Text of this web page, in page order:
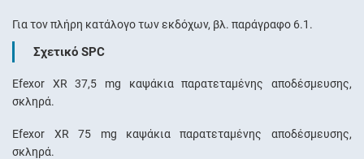
Για τον πλήρη κατάλογο των εκδόχων, βλ. παράγραφο 6.1.
Σχετικό SPC
Efexor XR 37,5 mg καψάκια παρατεταμένης αποδέσμευσης,
σκληρά.
Efexor XR 75 mg καψάκια παρατεταμένης αποδέσμευσης,
σκληρά.